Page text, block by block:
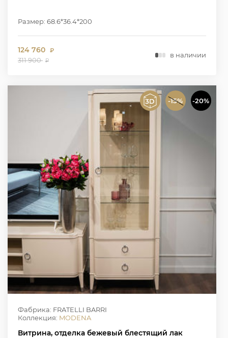
Размер: 68.6*36.4*200
124 760 ₽
311 900 ₽
в наличии
-15% -20%
Фабрика: FRATELLI BARRI
Коллекция: MODENA
Витрина, отделка бежевый блестящий лак